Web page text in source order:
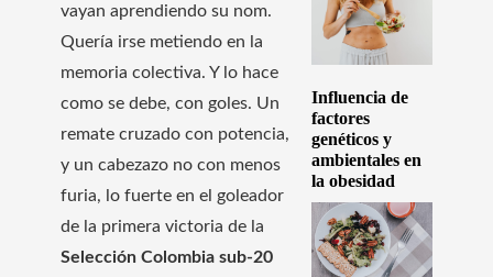
vayan aprendiendo su nom.
Quería irse metiendo en la
memoria colectiva. Y lo hace
como se debe, con goles. Un
remate cruzado con potencia,
y un cabezazo no con menos
furia, lo fuerte en el goleador
de la primera victoria de la
Selección Colombia sub-20
Influencia de
factores
genéticos y
ambientales en
la obesidad